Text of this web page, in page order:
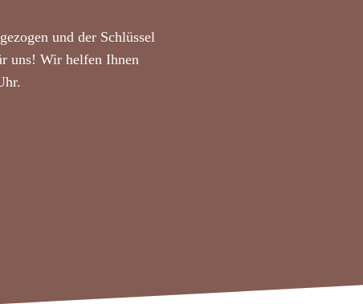
und der Schlüssel
uns! Wir helfen Ihnen